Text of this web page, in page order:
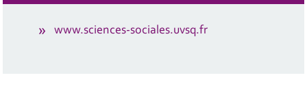
www.sciences-sociales.uvsq.fr